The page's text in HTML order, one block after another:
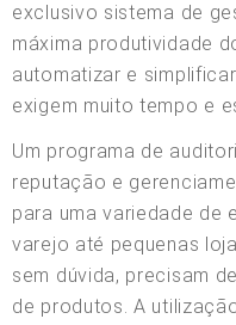
exclusivo sistema de
máxima produtividade
automatizar e
exigem muito tempo e
Um programa de
reputação e
para uma variedade de
varejo até pequenas
sem dúvida, precisam
de produtos. A